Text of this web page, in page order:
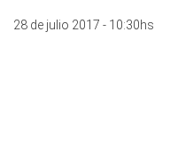
28 de julio 2017 - 10:30hs